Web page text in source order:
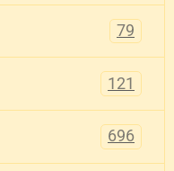
79
121
696